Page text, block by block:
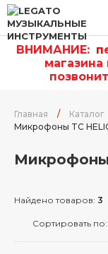
ВНИМАНИЕ: п
Главная / Каталог
Микрофоны TC
Микрофоны
Найдено товаров: 3
Сортировать по: